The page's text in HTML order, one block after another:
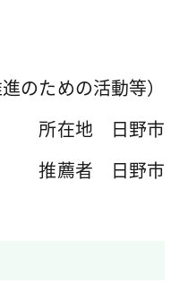
進のための活動等）
所在地 日野市
推薦者 日野市